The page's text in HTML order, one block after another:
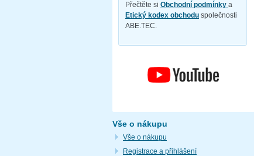
Přečtěte si Obchodní podmínky a
Etický kodex obchodu společnosti
ABE.TEC.
Vše o nákupu
Vše o nákupu
Registrace a přihlášení